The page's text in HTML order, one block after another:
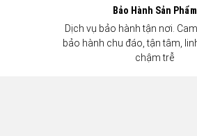
Bảo Hành Sản Phẩm
Dịch vụ bảo hành tận nơi.
bảo hành chu đáo, tận tâm,
chậm trễ